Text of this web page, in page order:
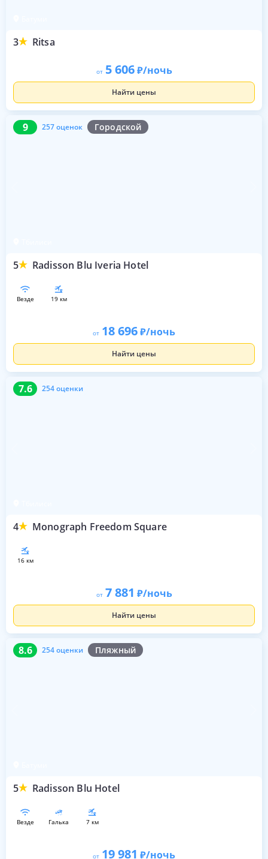
3 Ritsa
от 5 606 /ночь
Найти цены
9 257 оценок Городской
5 Radisson Blu Iveria Hotel
9 257 оценок
везде 19 км
от 18 696 /ночь
Найти цены
7.6 254 оценки
4 Monograph Freedom Square
7.6 254 оценки
16 км
от 7 881 /ночь
Найти цены
8.6 254 оценки Пляжный
5 Radisson Blu Hotel
8.6 254 оценки
везде галька 7 км
от 19 981 /ночь